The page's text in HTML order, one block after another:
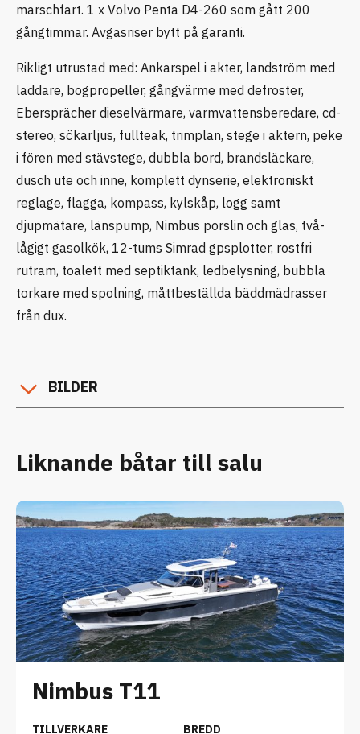
marschfart. 1 x Volvo Penta D4-260 som gått 200
gångtimmar. Avgasriser bytt på garanti.
Rikligt utrustad med: Ankarspel i akter, landström med
laddare, bogpropeller, gångvärme med defroster,
Ebersprächer dieselvärmare, varmvattensberedare, cd-
stereo, sökarljus, fullteak, trimplan, stege i aktern, peke
i fören med stävstege, dubbla bord, brandsläckare,
dusch ute och inne, komplett dynserie, elektroniskt
reglage, flagga, kompass, kylskåp, logg samt
djupmätare, länspump, Nimbus porslin och glas, två-
lågigt gasolkök, 12-tums Simrad gpsplotter, rostfri
rutram, toalett med septiktank, ledbelysning, bubbla
torkare med spolning, måttbeställda bäddmädrasser
från dux.
BILDER
Liknande båtar till salu
Nimbus T11
TILLVERKARE BREDD